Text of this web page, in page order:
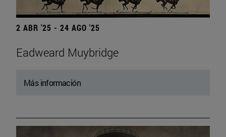
2 ABR '25 - 24 AGO '25
Eadweard Muybridge
Más información